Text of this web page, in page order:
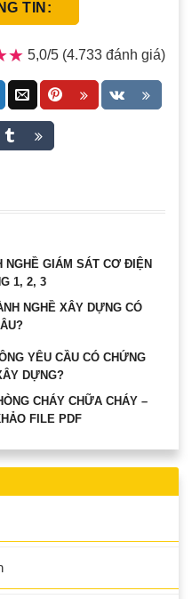
5,0/5 (4.733 đánh giá)
NGHỀ GIÁM SÁT CƠ ĐIỆN
1, 2, 3
NGHỀ XÂY DỰNG CÓ
YÊU CẦU CÓ CHỨNG
DỰNG?
CHÁY CHỮA CHÁY –
FILE PDF